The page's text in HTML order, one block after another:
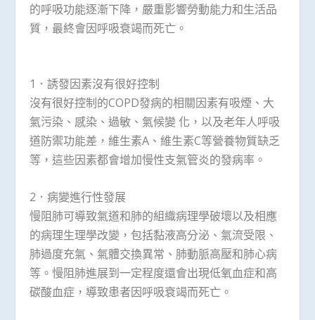
的呼吸功能逐漸下降，嚴重影響勞動能力和生活品
質，最終會因呼吸衰竭而死亡。
1．誘發因素沒有很好控制
沒有很好控制的COPD發病的相關因素有吸煙、大
氣污染、感染、過敏、氣候變 化，以及老年人呼吸
道防禦功能差，維生素A、維生素C等營養物質缺乏
等，這些因素都會增加慢性支氣管炎的發病率。
2．病變進行性發展
慢阻肺可導致氣道和肺的組織病理學破壞以及相應
的病理生理學改變，包括黏液高分泌、氣流受限、
肺過度充氣、氣體交換異常、肺動脈高壓和肺心病
等。慢阻肺進展到一定程度還會出現低氧血症和高
碳酸血症，導致患者因呼吸衰竭而死亡。